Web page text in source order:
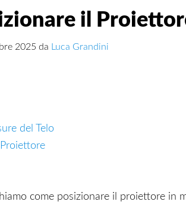
il
2025 da Luca Grandini
del Telo
come posizionare il proiettore in